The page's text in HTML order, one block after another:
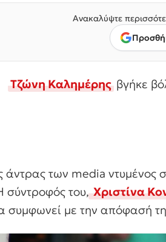
Ανακαλύψτε
Τζώνη Καλημέρηςβγήκε
άντρας των media ντυμένος
σύντροφός του,Χριστίνα
συμφωνεί με την απόφασή